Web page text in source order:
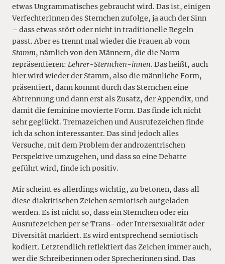
etwas Ungrammatisches gebraucht wird. Das ist, einigen
VerfechterInnen des Sternchen zufolge, ja auch der Sinn
– dass etwas stört oder nicht in traditionelle Regeln
passt. Aber es trennt mal wieder die Frauen ab vom
Stamm, nämlich von den Männern, die die Norm
repräsentieren: Lehrer-Sternchen-innen. Das heißt, auch
hier wird wieder der Stamm, also die männliche Form,
präsentiert, dann kommt durch das Sternchen eine
Abtrennung und dann erst als Zusatz, der Appendix, und
damit die feminine movierte Form. Das finde ich nicht
sehr geglückt. Tremazeichen und Ausrufezeichen finde
ich da schon interessanter. Das sind jedoch alles
Versuche, mit dem Problem der androzentrischen
Perspektive umzugehen, und dass so eine Debatte
geführt wird, finde ich positiv.
Mir scheint es allerdings wichtig, zu betonen, dass all
diese diakritischen Zeichen semiotisch aufgeladen
werden. Es ist nicht so, dass ein Sternchen oder ein
Ausrufezeichen per se Trans- oder Intersexualität oder
Diversität markiert. Es wird entsprechend semiotisch
kodiert. Letztendlich reflektiert das Zeichen immer auch,
wer die Schreiberinnen oder Sprecherinnen sind. Das